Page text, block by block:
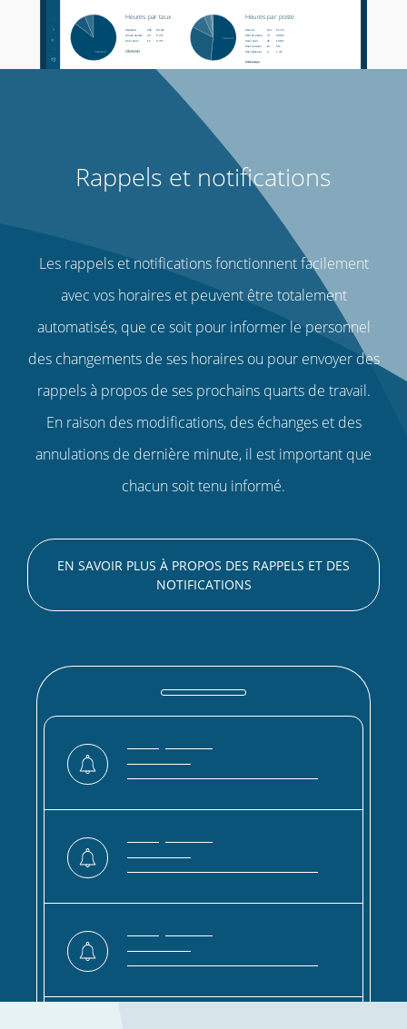
Rappels et notifications
Les rappels et notifications fonctionnent facilement
avec vos horaires et peuvent être totalement
automatisés, que ce soit pour informer le personnel
des changements de ses horaires ou pour envoyer des
rappels à propos de ses prochains quarts de travail.
En raison des modifications, des échanges et des
annulations de dernière minute, il est important que
chacun soit tenu informé.
EN SAVOIR PLUS À PROPOS DES RAPPELS ET DES
NOTIFICATIONS